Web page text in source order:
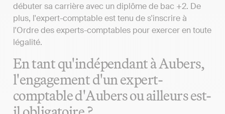
débuter sa carrière avec un diplôme de bac +2. De
plus, l'expert-comptable est tenu de s'inscrire à
l'Ordre des experts-comptables pour exercer en toute
légalité.
En tant qu'indépendant à Aubers,
l'engagement d'un expert-
comptable d'Aubers ou ailleurs est-